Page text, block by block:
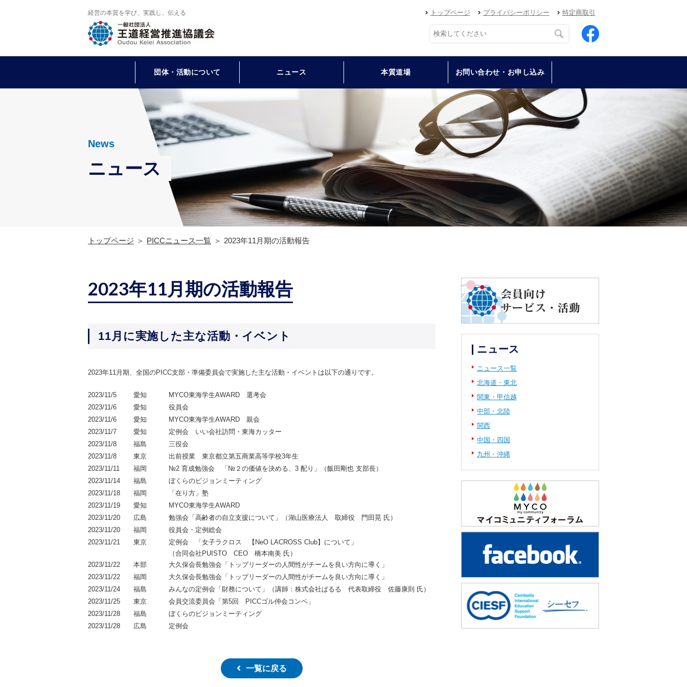
経営の本質を学び、実践し、伝える トップページ プライバシーポリシー 特定商取引
団体・活動について ニュース 本質道場 お問い合わせ・お申し込み
News
ニュース
トップページ PICCニュース一覧 2023年11月期の活動報告
2023年11月期の活動報告
11月に実施した主な活動・イベント
2023年11月期、全国のPICC支部・準備委員会で実施した主な活動・イベントは以下の通りです。
2023/11/5 愛知
MYCO東海学生AWARD 選考会
2023/11/6
愛知
役員会
2023/11/6
愛知
MYCO東海学生AWARD 親会
2023/11/7
愛知
定例会 いい会社訪問・東海カッター
2023/11/8
福島
三役会
2023/11/8
東京
出前授業 東京都立第五商業高等学校3年生
2023/11/11
福岡
№2 育成勉強会 「№２の価値を決める、3 配り」（飯田剛也 支部長）
2023/11/14
福島
ぼくらのビジョンミーティング
2023/11/18
福岡
「在り方」塾
2023/11/19
愛知
MYCO東海学生AWARD
2023/11/20
広島
勉強会「高齢者の自立支援について」（湖山医療法人 取締役 門田晃 氏）
2023/11/20
福岡
役員会・定例総会
2023/11/21
東京
定例会 「女子ラクロス 【NeO LACROSS Club】について」
（合同会社PUISTO CEO 橋本南美 氏）
2023/11/22
本部
大久保会長勉強会「トップリーダーの人間性がチームを良い方向に導く」
2023/11/22
福岡
大久保会長勉強会「トップリーダーの人間性がチームを良い方向に導く」
2023/11/24
福島
みんなの定例会「財務について」（講師：株式会社ぱるる 代表取締役 佐藤康則 氏）
2023/11/25
東京
会員交流委員会「第5回 PICCゴル仲会コンペ」
2023/11/28
福島
ぼくらのビジョンミーティング
2023/11/28
広島 定例会
一覧に戻る
ニュース
ニュース一覧
北海道・東北
関東・甲信越
中部・北陸
関西
中国・四国
九州・沖縄